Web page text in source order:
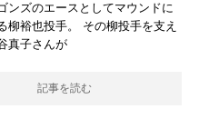
ンズのエースとしてマウンドに
柳裕也投手。 その柳投手を支え
真子さんが
記事を読む